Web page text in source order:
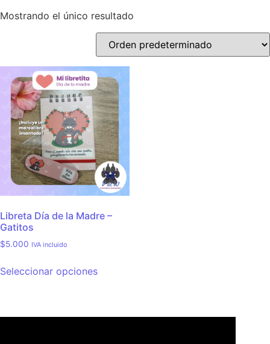
Mostrando el único resultado
Libreta Día de la Madre –
Gatitos
$5.000 IVA incluido
Seleccionar opciones